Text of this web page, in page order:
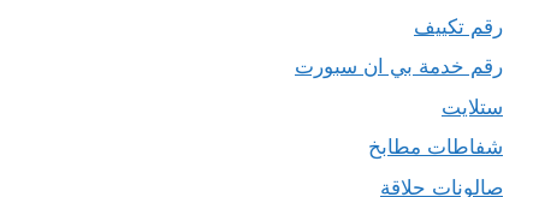
رقم تكييف
رقم خدمة بي ان سبورت
ستلايت
شفاطات مطابخ
صالونات حلاقة